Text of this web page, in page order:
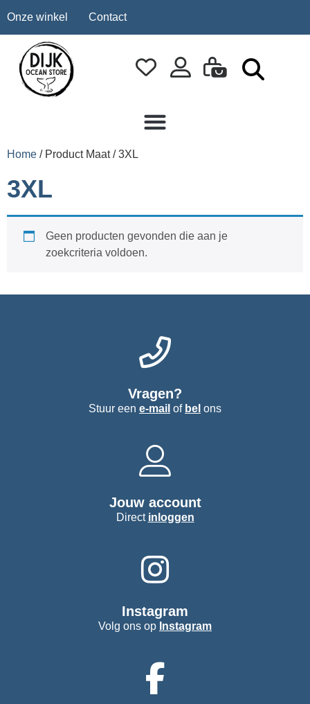
Onze winkel Contact
Home / Product Maat / 3XL
3XL
Geen producten gevonden die aan je
zoekcriteria voldoen.
Vragen?
Stuur een e-mail of bel ons
Jouw account
Direct inloggen
Instagram
Volg ons op Instagram